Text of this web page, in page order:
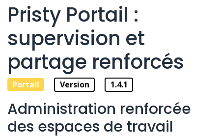
Pristy Portail :
supervision et
partage renforcés
Portail Version 1.4.1
Administration renforcée
des espaces de travail